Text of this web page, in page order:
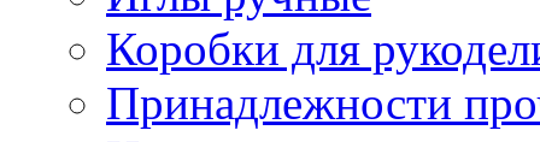
Коробки для
Принадлежности